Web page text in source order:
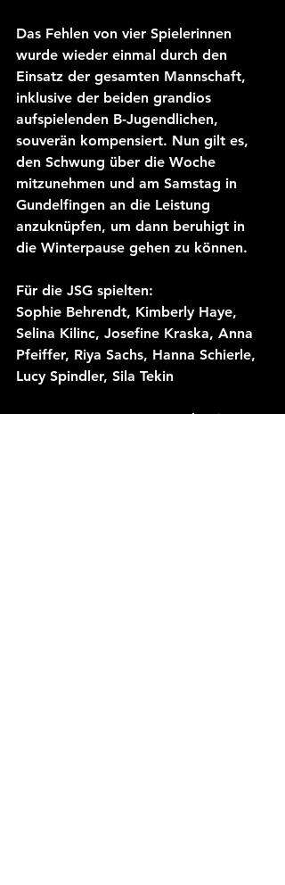
Das Fehlen von vier Spielerinnen
wurde wieder einmal durch den
Einsatz der gesamten Mannschaft,
inklusive der beiden grandios
aufspielenden B-Jugendlichen,
souverän kompensiert. Nun gilt es,
den Schwung über die Woche
mitzunehmen und am Samstag in
Gundelfingen an die Leistung
anzuknüpfen, um dann beruhigt in
die Winterpause gehen zu können.
Für die JSG spielten:
Sophie Behrendt, Kimberly Haye,
Selina Kilinc, Josefine Kraska, Anna
Pfeiffer, Riya Sachs, Hanna Schierle,
Lucy Spindler, Sila Tekin
Am Samstag, 16.12.2023, beginnt